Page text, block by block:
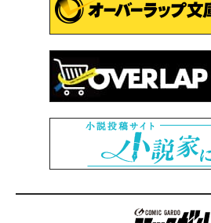
コミックガルド